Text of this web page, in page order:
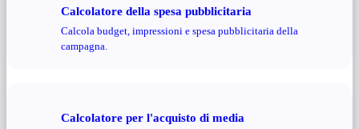
Calcolatore della spesa pubblicitaria
Calcola budget, impressioni e spesa pubblicitaria della
campagna.
Calcolatore per l'acquisto di media